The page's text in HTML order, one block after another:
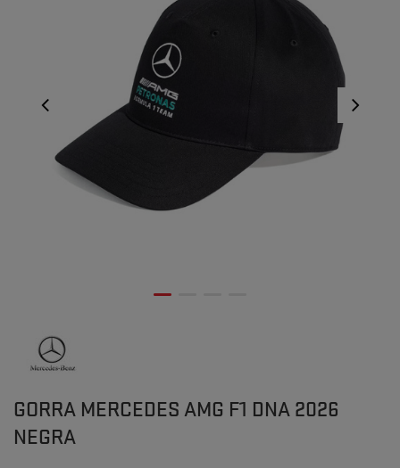
GORRA MERCEDES AMG F1 DNA 2026
NEGRA